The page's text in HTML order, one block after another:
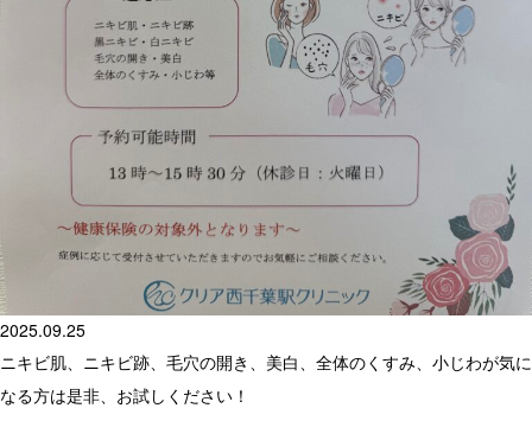
2025.09.25
ニキビ肌、ニキビ跡、毛穴の開き、美白、全体のくすみ、小じわが気に
なる方は是非、お試しください！